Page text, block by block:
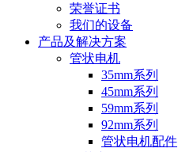
荣誉证书
我们的设备
产品及解决方案
管状电机
35mm系列
45mm系列
59mm系列
92mm系列
管状电机配件